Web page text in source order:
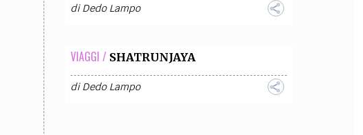
diDedo Lampo
VIAGGI / SHATRUNJAYA
diDedo Lampo